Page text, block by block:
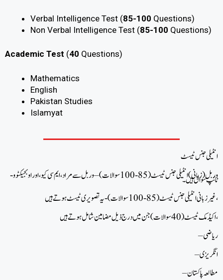
Verbal Intelligence Test (85-100 Questions)
Non Verbal Intelligence Test (85-100 Questions)
Academic Test (40 Questions)
Mathematics
English
Pakistan Studies
Islamyat
انٹیلی جنس ٹیسٹ
وربل (زبانی) انٹیلی جنس ٹیسٹ (85-100 سوالات) – وربل سے مراد ، ایم سی کیو، اور اوبجیکٹوو-
ٹائپ سوال ہیں۔
غیر زبانی انٹیلی جنس ٹیسٹ (85-100 سوالات) -یہ تصویری ٹیسٹ ہوتے ہیں،
اکیڈمک ٹیسٹ (40 سوالات) جن میں درج ذیل مضامین شامل ہوتے ہیں،